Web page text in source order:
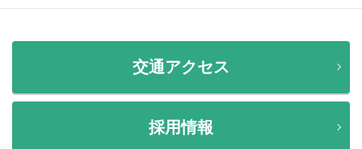
交通アクセス
採用情報